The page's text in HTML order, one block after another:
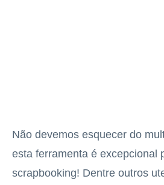
Não devemos esquecer do
esta ferramenta é excepcional
scrapbooking! Dentre outros